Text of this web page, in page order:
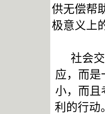
供无偿帮
极意义上
社会交
应，而
小，而且
利的行动。